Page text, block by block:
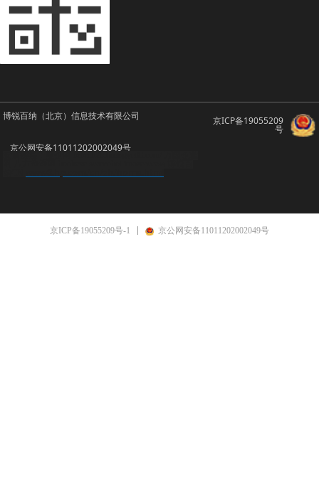
博锐百纳（北京）信息技术有限公司 京ICP备19055209
号
京公网安备11011202002049号
京ICP备19055209号-1 京公网安备11011202002049号